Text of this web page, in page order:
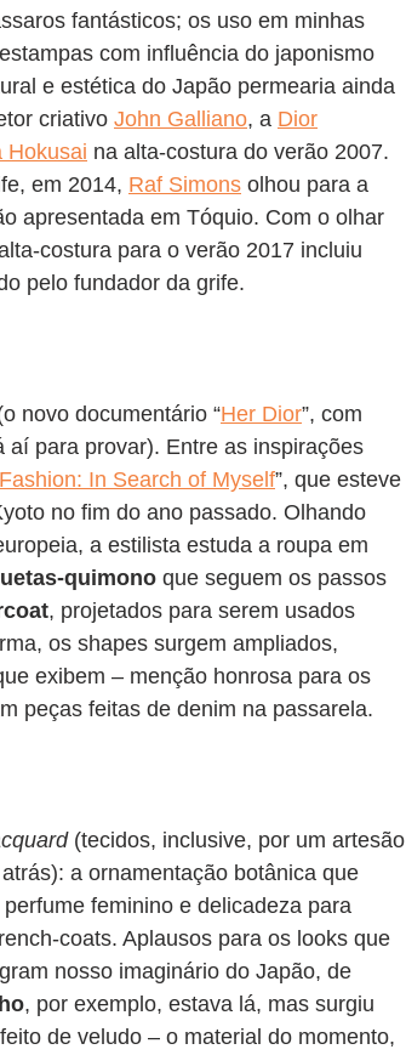
fantásticos; os uso em minhas
com influência do japonismo
e estética do Japão permearia ainda
criativo John Galliano, a Dior
Hokusai na alta-costura do verão 2007.
em 2014, Raf Simons olhou para a
apresentada em Tóquio. Com o olhar
costura para o verão 2017 incluiu
pelo fundador da grife.
novo documentário “Her Dior”, com
para provar). Entre as inspirações
In Search of Myself”, que esteve
no fim do ano passado. Olhando
a estilista estuda a roupa em
quimono que seguem os passos
, projetados para serem usados
os shapes surgem ampliados,
exibem – menção honrosa para os
peças feitas de denim na passarela.
(tecidos, inclusive, por um artesão
a ornamentação botânica que
feminino e delicadeza para
coats. Aplausos para os looks que
nosso imaginário do Japão, de
, por exemplo, estava lá, mas surgiu
de veludo – o material do momento,